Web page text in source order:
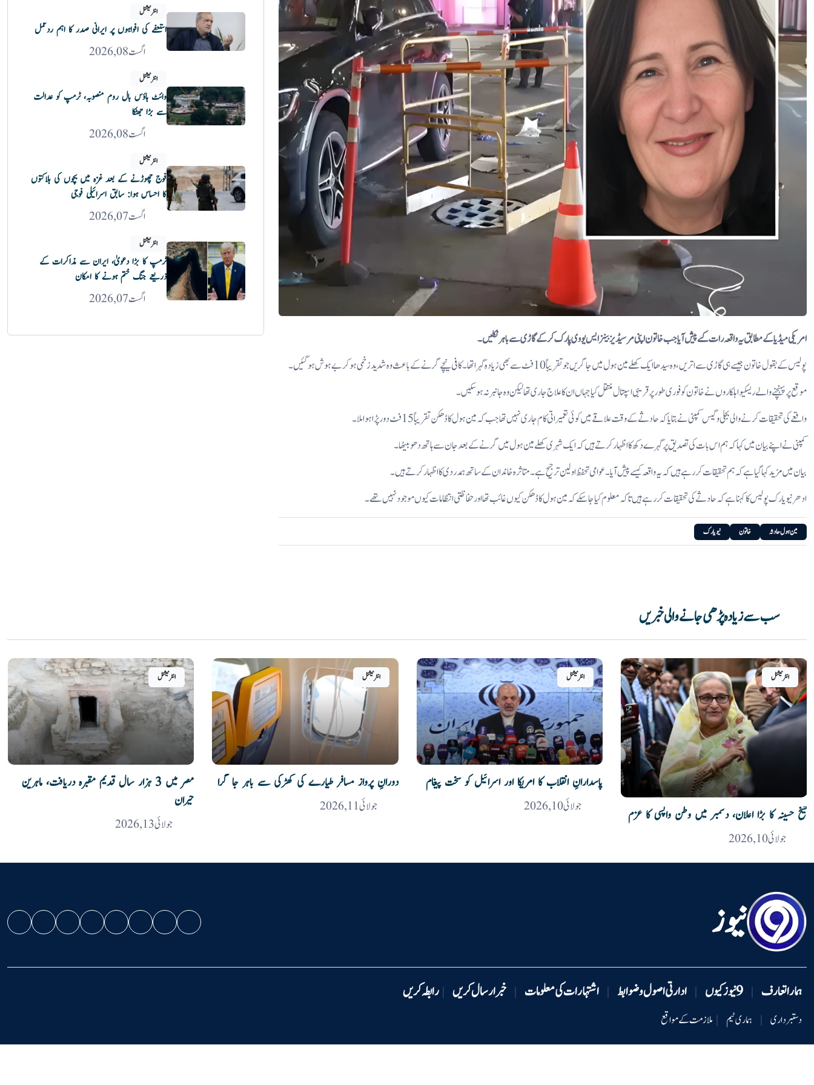
امریکی میڈیا کے مطابق یہ واقعہ رات گئے پیش آیا جب خاتون اپنی مرسیڈیز بینز ایس یو وی پارک کرکے گاڑی سے باہر نکلیں۔
پولیس کے بقول خاتون جیسے ہی گاڑی سے اتریں، وہ سیدھا ایک کھلے مین ہول میں جاگریں جو تقریباً 10 فٹ سے بھی زیادہ گہرا تھا۔ کافی نیچے گرنے کے باعث وہ شدید زخمی ہوکر بے ہوش ہوگئیں۔
موقع پر پہنچنے والے ریسکیو اہلکاروں نے خاتون کو فوری طور پر قریبی اسپتال منتقل کیا جہاں ان کا علاج جاری تھا لیکن وہ جانبر نہ ہوسکیں۔
واقعے کی تحقیقات کرنے والی بجلی و گیس کمپنی نے بتایا کہ حادثے کے وقت علاقے میں کوئی تعمیراتی کام جاری نہیں تھا جب کہ مین ہول کا ڈھکن تقریباً 15 فٹ دور پڑا ہوا ملا۔
کمپنی نے اپنے بیان میں کہا کہ ہم اس بات کی تصدیق پر گہرے دکھ کا اظہار کرتے ہیں کہ ایک شہری کھلے مین ہول میں گرنے کے بعد جان سے ہاتھ دھو بیٹھا۔
بیان میں مزید کہا گیا ہے کہ ہم تحقیقات کررہے ہیں کہ یہ واقعہ کیسے پیش آیا۔ عوامی تحفظ اولین ترجیح ہے۔ متاثرہ خاندان کے ساتھ ہمدردی کا اظہار کرتے ہیں۔
ادھر نیویارک پولیس کا کہنا ہے کہ حادثے کی تحقیقات کررہے ہیں تاکہ معلوم کیا جاسکے کہ مین ہول کا ڈھکن کیوں غائب تھا اور حفاظتی انتظامات کیوں موجود نہیں تھے۔
مین ہول حادثہ خاتون نیویارک
انٹرنیشنل
استعفے کی افواہوں پر ایرانی صدر کا اہم ردعمل
اگست 08, 2026
انٹرنیشنل
وائٹ ہاؤس بال روم منصوبہ، ٹرمپ کو عدالت
سے بڑا جھٹکا
اگست 08, 2026
انٹرنیشنل
فوج چھوڑنے کے بعد غزہ میں بچوں کی ہلاکتوں
کا احساس ہوا: سابق اسرائیلی فوجی
اگست 07, 2026
انٹرنیشنل
ٹرمپ کا بڑا دعویٰ، ایران سے مذاکرات کے
ذریعے جنگ ختم ہونے کا امکان
اگست 07, 2026
سب سے زیادہ پڑھی جانے والی خبریں
انٹرنیشنل
شیخ حسینہ کا بڑا اعلان، دسمبر میں وطن واپسی کا عزم
جولائی 10, 2026
انٹرنیشنل
پاسدارانِ انقلاب کا امریکا اور اسرائیل کو سخت پیغام
جولائی 10, 2026
انٹرنیشنل
دورانِ پرواز مسافر طیارے کی کھڑکی سے باہر جا گرا
جولائی 11, 2026
انٹرنیشنل
مصر میں 3 ہزار سال قدیم مقبرہ دریافت، ماہرین
حیران
جولائی 13, 2026
نیوز
ہمارا تعارف | 9 نیوزکیوں | ادارتی اصول و ضوابط | اشتہارات کی معلومات | خبر ارسال کریں | رابطہ کریں
دستبرداری | ہماری ٹیم | ملازمت کے مواقع